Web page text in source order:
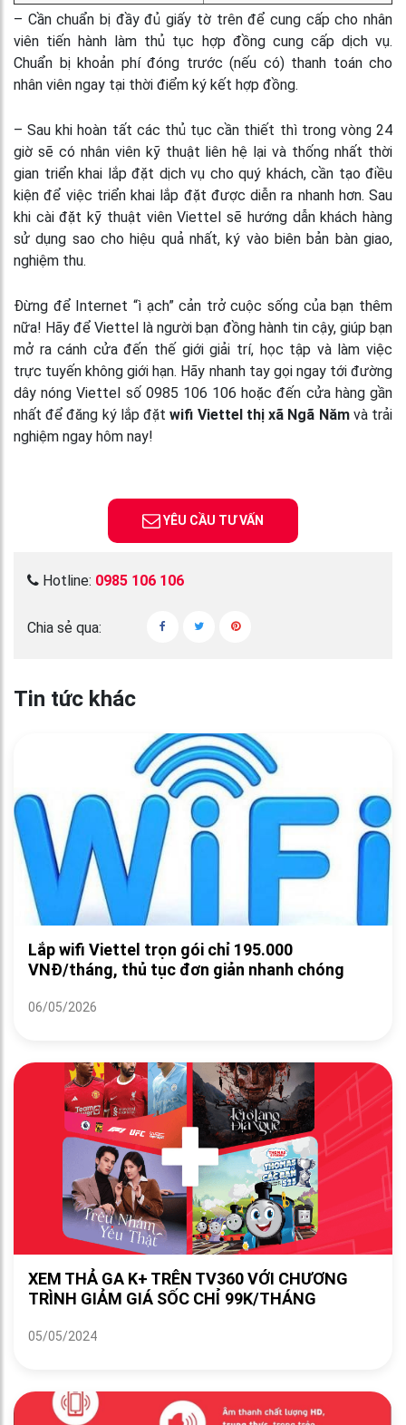
– Cần chuẩn bị đầy đủ giấy tờ trên để cung cấp cho nhân
viên tiến hành làm thủ tục hợp đồng cung cấp dịch vụ.
Chuẩn bị khoản phí đóng trước (nếu có) thanh toán cho
nhân viên ngay tại thời điểm ký kết hợp đồng.
– Sau khi hoàn tất các thủ tục cần thiết thì trong vòng 24
giờ sẽ có nhân viên kỹ thuật liên hệ lại và thống nhất thời
gian triển khai lắp đặt dịch vụ cho quý khách, cần tạo điều
kiện để việc triển khai lắp đặt được diễn ra nhanh hơn. Sau
khi cài đặt kỹ thuật viên Viettel sẽ hướng dẫn khách hàng
sử dụng sao cho hiệu quả nhất, ký vào biên bản bàn giao,
nghiệm thu.
Đừng để Internet “ì ạch” cản trở cuộc sống của bạn thêm
nữa! Hãy để Viettel là người bạn đồng hành tin cậy, giúp bạn
mở ra cánh cửa đến thế giới giải trí, học tập và làm việc
trực tuyến không giới hạn. Hãy nhanh tay gọi ngay tới đường
dây nóng Viettel số 0985 106 106 hoặc đến cửa hàng gần
nhất để đăng ký lắp đặtwifi Viettel thị xã Ngã Nămvà trải
nghiệm ngay hôm nay!
YÊU CẦU TƯ VẤN
Hotline: 0985 106 106
Chia sẻ qua:
Tin tức khác
Lắp wifi Viettel trọn gói chỉ 195.000
VNĐ/tháng, thủ tục đơn giản nhanh chóng
06/05/2026
XEM THẢ GA K+ TRÊN TV360 VỚI CHƯƠNG
TRÌNH GIẢM GIÁ SỐC CHỈ 99K/THÁNG
05/05/2024